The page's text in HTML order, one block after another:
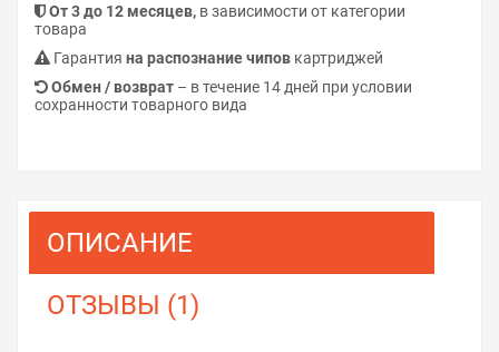
От 3 до 12 месяцев, в зависимости от категории
товара
Гарантия на распознание чипов картриджей
Обмен / возврат – в течение 14 дней при условии
сохранности товарного вида
ОПИСАНИЕ
ОТЗЫВЫ (1)